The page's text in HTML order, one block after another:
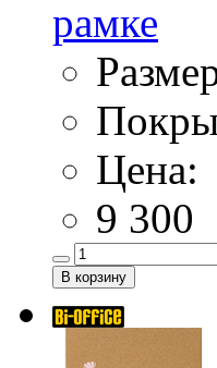
рамке
Цена:
9 300